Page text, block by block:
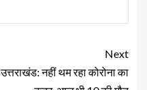
Next
उत्तराखंड: नहीं थम रहा कोरोना का